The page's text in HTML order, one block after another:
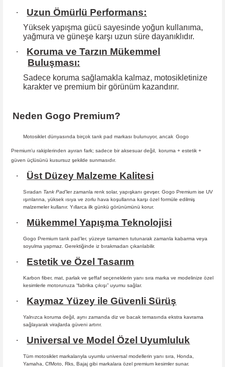
· Uzun Ömürlü Performans:
Yüksek yapışma gücü sayesinde yoğun kullanıma,
yağmura ve güneşe karşı uzun süre dayanıklıdır.
·
Koruma ve Tarzın Mükemmel
Buluşması:
Sadece koruma sağlamakla kalmaz, motosikletinize
karakter ve premium bir görünüm kazandırır.
Neden Gogo Premium?
Motosiklet dünyasında birçok tank pad markası bulunuyor, ancak Gogo
Premium’u rakiplerinden ayıran fark; sadece bir aksesuar değil,
koruma + estetik +
güven üçlüsünü kusursuz şekilde sunmasıdır.
· Üst Düzey Malzeme Kalitesi
Sıradan Tank Pad’ler zamanla renk solar, yapışkanı gevşer. Gogo Premium ise UV
ışınlarına, yüksek ısıya ve zorlu hava koşullarına karşı özel formüle edilmiş
malzemeler kullanır. Yıllarca ilk günkü görünümünü korur.
· Mükemmel Yapışma Teknolojisi
Gogo Premium tank pad’ler, yüzeye tamamen tutunarak zamanla kabarma veya
soyulma yapmaz. Gerektiğinde iz bırakmadan çıkarılabilir.
· Estetik ve Özel Tasarım
Karbon fiber, mat, parlak ve şeffaf seçeneklerin yanı sıra marka ve modelinize özel
kesimlerle motorunuza “fabrika çıkışı” uyumu sağlar.
· Kaymaz Yüzey ile Güvenli Sürüş
Yalnızca koruma değil, aynı zamanda diz ve bacak temasında ekstra kavrama
sağlayarak virajlarda güveni artırır.
· Universal ve Model Özel Uyumluluk
Tüm motosiklet markalarıyla uyumlu universal modellerin yanı sıra, Honda,
Yamaha, CfMoto, Rks, Bajaj gibi markalara özel premium kesimler sunar.